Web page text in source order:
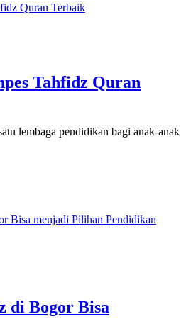
Tahfidz Quran
lembaga pendidikan bagi anak-anak
di Bogor Bisa